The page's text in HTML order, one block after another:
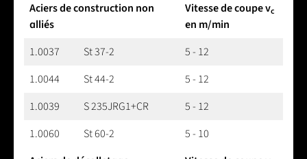
Aciers de construction non
alliés
Vitesse de coupe vc
en m/min
1.0037
St 37-2
5 - 12
1.0044
St 44-2
5 - 12
1.0039
S 235JRG1+CR
5 - 12
1.0060
St 60-2
5 - 10